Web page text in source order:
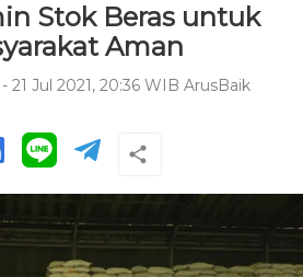
Stok Beras untuk
Aman
- 21 Jul 2021, 20:36 WIB ArusBaik